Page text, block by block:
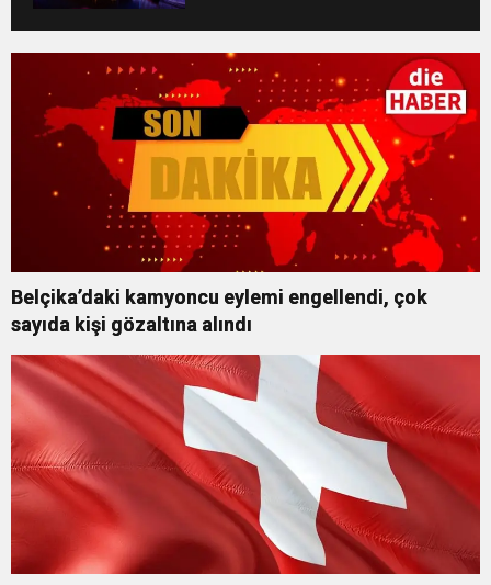
Belçika’daki kamyoncu eylemi engellendi, çok
sayıda kişi gözaltına alındı